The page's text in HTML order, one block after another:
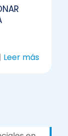
Leer más